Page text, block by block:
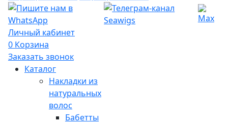
Личный кабинет
0 Корзина
Заказать звонок
Каталог
Накладки из
натуральных
волос
Бабетты